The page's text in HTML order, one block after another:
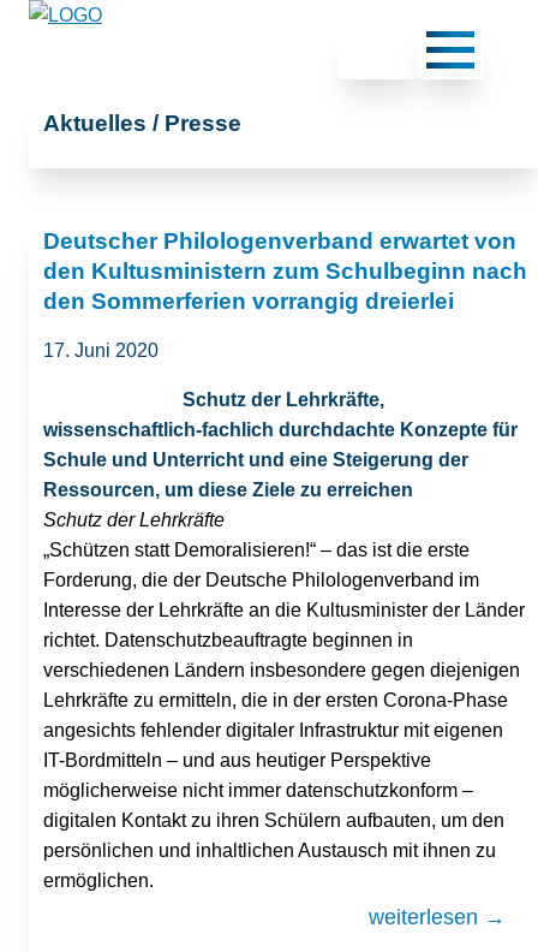
Aktuelles / Presse
Deutscher Philologenverband erwartet von
den Kultusministern zum Schulbeginn nach
den Sommerferien vorrangig dreierlei
17. Juni 2020
Schutz der Lehrkräfte,
wissenschaftlich-fachlich durchdachte Konzepte für
Schule und Unterricht und eine Steigerung der
Ressourcen, um diese Ziele zu erreichen
Schutz der Lehrkräfte
„Schützen statt Demoralisieren!“ – das ist die erste
Forderung, die der Deutsche Philologenverband im
Interesse der Lehrkräfte an die Kultusminister der Länder
richtet. Datenschutzbeauftragte beginnen in
verschiedenen Ländern insbesondere gegen diejenigen
Lehrkräfte zu ermitteln, die in der ersten Corona-Phase
angesichts fehlender digitaler Infrastruktur mit eigenen
IT-Bordmitteln – und aus heutiger Perspektive
möglicherweise nicht immer datenschutzkonform –
digitalen Kontakt zu ihren Schülern aufbauten, um den
persönlichen und inhaltlichen Austausch mit ihnen zu
ermöglichen.
weiterlesen →